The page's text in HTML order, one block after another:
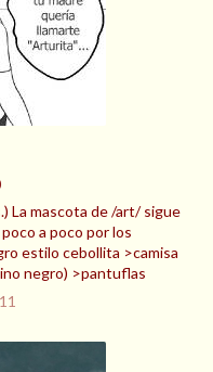
La mascota de /art/ sigue
a poco por los
estilo cebollita >camisa
negro) >pantuflas